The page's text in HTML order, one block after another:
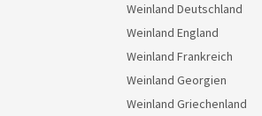
Weinland Deutschland
Weinland England
Weinland Frankreich
Weinland Georgien
Weinland Griechenland